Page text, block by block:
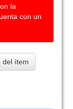
la
con un
del ítem